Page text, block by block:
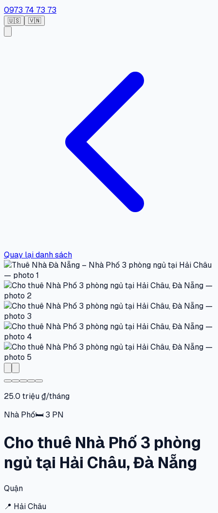
0973 74 73 73
🇺🇸 🇻🇳
Quay lại danh sách
25.0 triệu ₫/tháng
Nhà Phố🛏 3 PN
Cho thuê Nhà Phố 3 phòng
ngủ tại Hải Châu, Đà Nẵng
Quận
📍 Hải Châu